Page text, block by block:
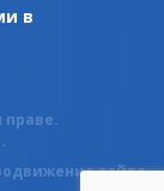
в
праве.
сайта